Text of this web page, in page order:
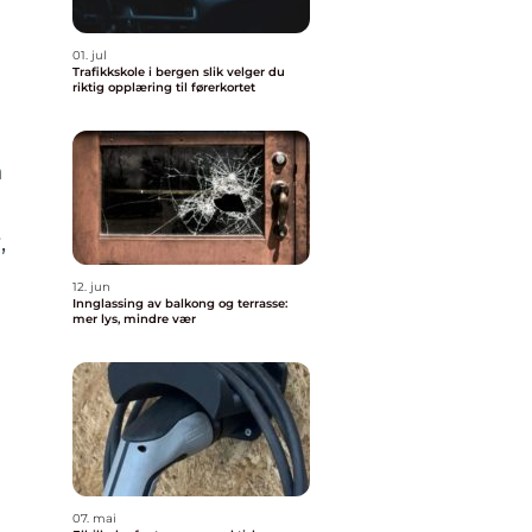
01. jul
Trafikkskole i bergen slik velger du
riktig opplæring til førerkortet
12. jun
Innglassing av balkong og terrasse:
mer lys, mindre vær
07. mai